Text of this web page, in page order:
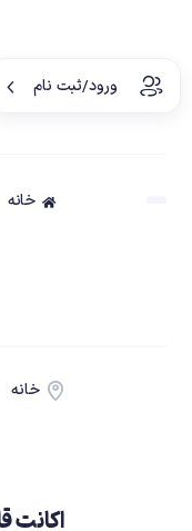
ورود/ثبت نام
خانه
خانه
اکانت